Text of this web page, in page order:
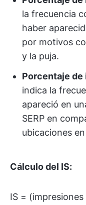
la frecuencia
haber
por motivos
y la puja.
Porcentaje de
indica la
apareció en
SERP en
ubicaciones
Cálculo del IS:
IS =